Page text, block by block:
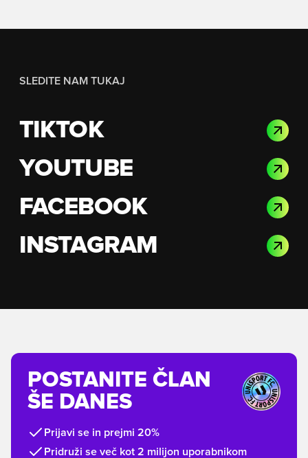
SLEDITE NAM TUKAJ
TIKTOK
YOUTUBE
FACEBOOK
INSTAGRAM
POSTANITE ČLAN
ŠE DANES
Prijavi se in prejmi 20%
Pridruži se več kot 2 milijon uporabnikom